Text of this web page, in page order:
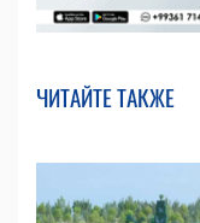
ЧИТАЙТЕ ТАКЖЕ